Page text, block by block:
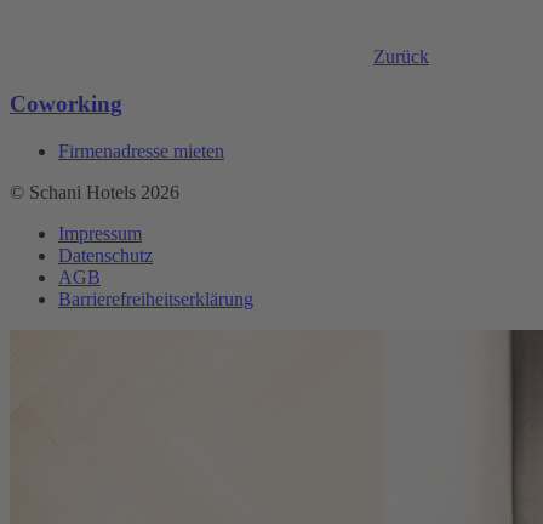
Zurück
Coworking
Firmenadresse mieten
© Schani Hotels 2026
Impressum
Datenschutz
AGB
Barrierefreiheitserklärung